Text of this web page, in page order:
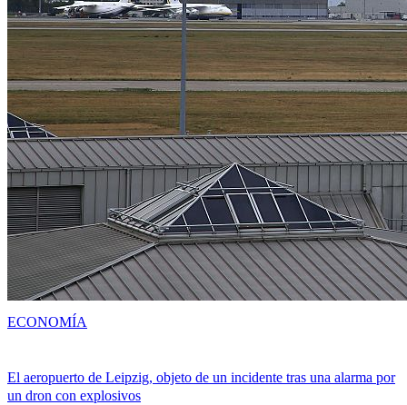
El aeropuerto de Leipzig, objeto de un incidente tras una alarma por
un dron con explosivos
ECONOMÍA